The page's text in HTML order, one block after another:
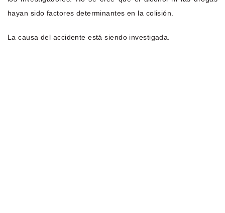
hayan sido factores determinantes en la colisión.
La causa del accidente está siendo investigada.